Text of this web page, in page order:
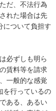
だ、不法行為
れた場合は先
について負担す
必ずしも明ら
賃料等を請求
一般的な感覚
を行っているの
ある、あるい